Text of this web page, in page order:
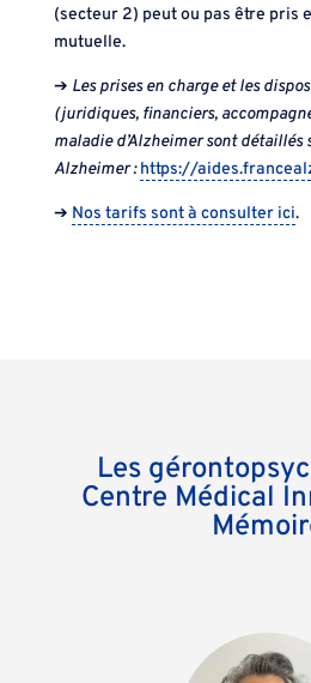
(secteur 2) peut ou pas être pris
mutuelle.
➔ Les prises en charge et les
(juridiques, financiers,
maladie d’Alzheimer sont détaillés
Alzheimer : https://
➔ Nos tarifs sont à consulter ici.
Les
Centre Médical